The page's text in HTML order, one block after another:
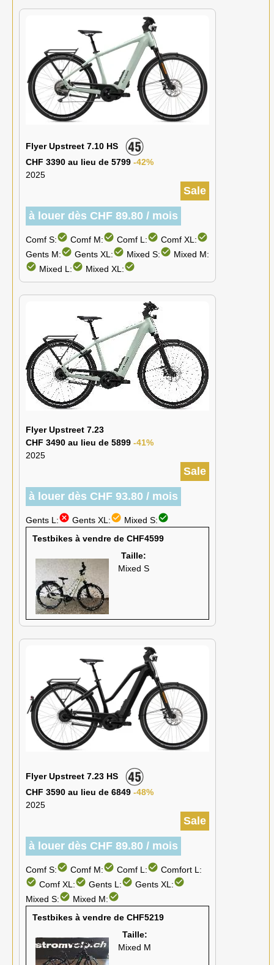
Flyer Upstreet 7.10 HS
CHF 3390 au lieu de 5799 -42%
2025
Sale
à louer dès CHF 89.80 / mois
Comf S:check_circle Comf M:check_circle Comf L:check_circle Comf XL:check_circle
Gents M:check_circle Gents XL:check_circle Mixed S:check_circle Mixed M:
check_circle Mixed L:check_circle Mixed XL:check_circle
Flyer Upstreet 7.23
CHF 3490 au lieu de 5899 -41%
2025
Sale
à louer dès CHF 93.80 / mois
Gents L:cancel Gents XL:check_circle Mixed S:check_circle
Testbikes à vendre de CHF4599
Taille:
Mixed S
Flyer Upstreet 7.23 HS
CHF 3590 au lieu de 6849 -48%
2025
Sale
à louer dès CHF 89.80 / mois
Comf S:check_circle Comf M:check_circle Comf L:check_circle Comfort L:
check_circle Comf XL:check_circle Gents L:check_circle Gents XL:check_circle
Mixed S:check_circle Mixed M:check_circle
Testbikes à vendre de CHF5219
Taille:
Mixed M